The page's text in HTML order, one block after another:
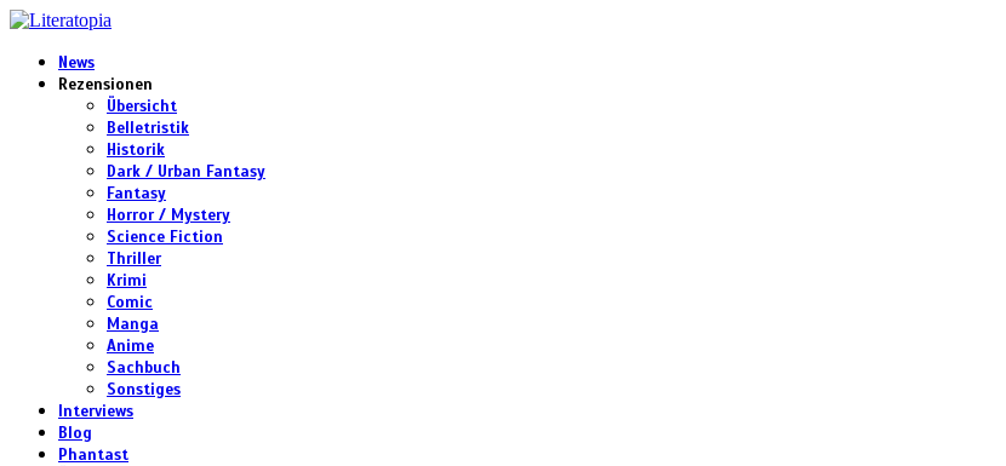
News
Rezensionen
Übersicht
Belletristik
Historik
Dark / Urban Fantasy
Fantasy
Horror / Mystery
Science Fiction
Thriller
Krimi
Comic
Manga
Anime
Sachbuch
Sonstiges
Interviews
Blog
Phantast